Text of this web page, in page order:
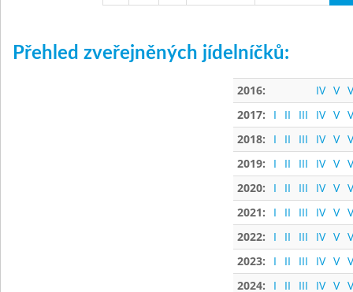
Přehled zveřejněných jídelníčků:
2016: IV V
2017:
I II III IV V
2018:
I II III IV V
2019:
I II III IV V
2020:
I II III IV V
2021:
I II III IV V
2022:
I II III IV V
2023:
I II III IV V
2024:
I II III IV V